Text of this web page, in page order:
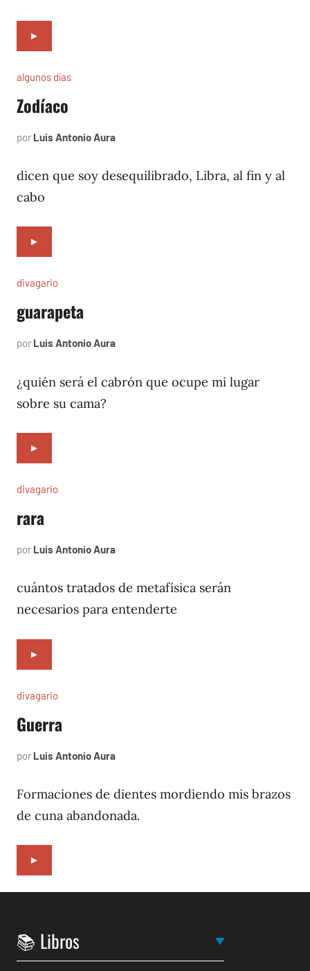
►
algunos días
Zodíaco
por Luis Antonio Aura
1997
dicen que soy desequilibrado, Libra, al fin y al
cabo
►
divagario
guarapeta
por Luis Antonio Aura
1996
¿quién será el cabrón que ocupe mi lugar
sobre su cama?
►
divagario
rara
por Luis Antonio Aura
1996
cuántos tratados de metafísica serán
necesarios para entenderte
►
divagario
Guerra
por Luis Antonio Aura
1994
Formaciones de dientes mordiendo mis brazos
de cuna abandonada.
►